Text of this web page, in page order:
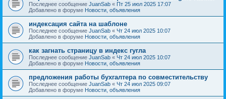
Последнее сообщение JuanSab « Пт 25 июл 2025 17:07
Добавлено в форуме Новости, объявления
индексация сайта на шаблоне
Последнее сообщение JuanSab « Чт 24 июл 2025 10:07
Добавлено в форуме Новости, объявления
как загнать страницу в индекс гугла
Последнее сообщение JuanSab « Чт 24 июл 2025 10:07
Добавлено в форуме Новости, объявления
предложения работы бухгалтера по совместительству
Последнее сообщение JuanSab « Чт 24 июл 2025 09:07
Добавлено в форуме Новости, объявления